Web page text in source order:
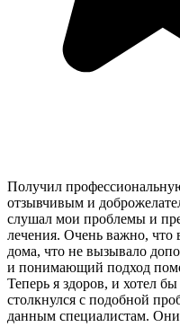
Получил
отзывчивым и
слушал мои проблемы и
лечения. Очень важно, что
дома, что не вызывало
и понимающий подход
Теперь я здоров, и хотел
столкнулся с подобной
данным специалистам.